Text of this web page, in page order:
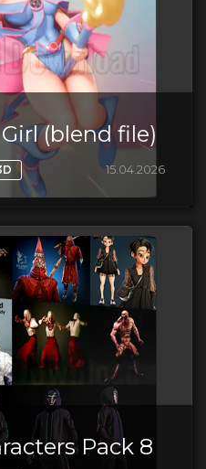
(blend file)
15.04.2026
Pack 8